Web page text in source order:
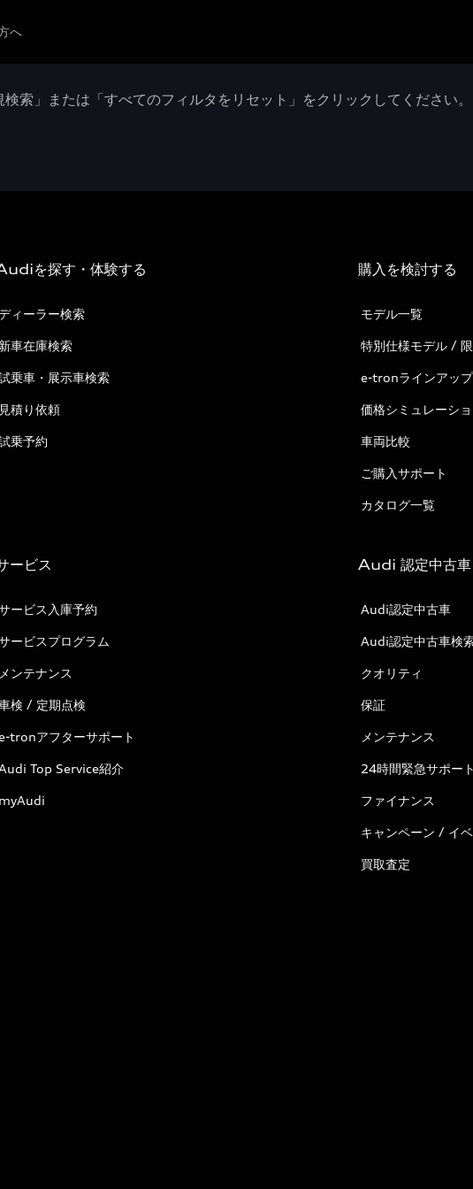
へ
索」または「すべてのフィルタをリセット」をクリックしてください
を探す・体験する
ィーラー検索
新車在庫検索
乗車・展示車検索
見積り依頼
乗予約
購入を検討する
モデル一覧
特別仕様モデル /
e-tronラインアップ
価格シミュレーシ
車両比較
ご購入サポート
カタログ一覧
ービス
ービス入庫予約
ービスプログラム
メンテナンス
検 / 定期点検
tronアフターサポート
Top Service紹介
myAudi
Audi 認定中古車
Audi認定中古車
Audi認定中古車検
クオリティ
保証
メンテナンス
24時間緊急サポート
ファイナンス
キャンペーン / イ
買取査定